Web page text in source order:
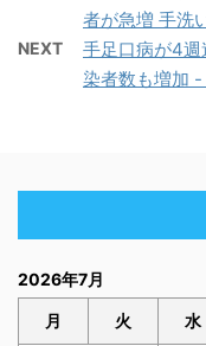
者が急増 手洗
NEXT 手足口病が4週
染者数も増加
2026年7月
月 火 水